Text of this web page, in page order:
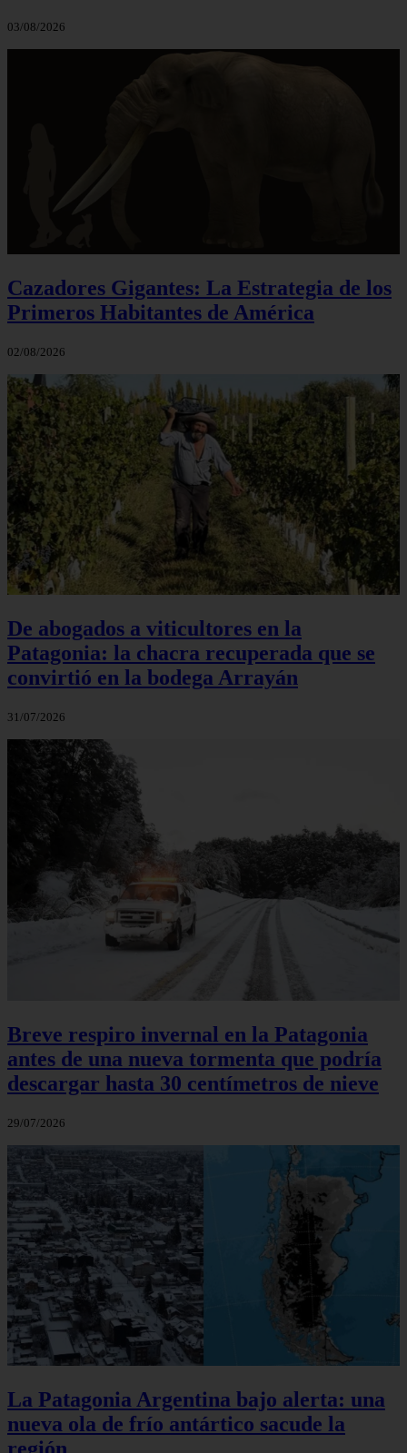
03/08/2026
Cazadores Gigantes: La Estrategia de los
Primeros Habitantes de América
02/08/2026
De abogados a viticultores en la
Patagonia: la chacra recuperada que se
convirtió en la bodega Arrayán
31/07/2026
Breve respiro invernal en la Patagonia
antes de una nueva tormenta que podría
descargar hasta 30 centímetros de nieve
29/07/2026
La Patagonia Argentina bajo alerta: una
nueva ola de frío antártico sacude la